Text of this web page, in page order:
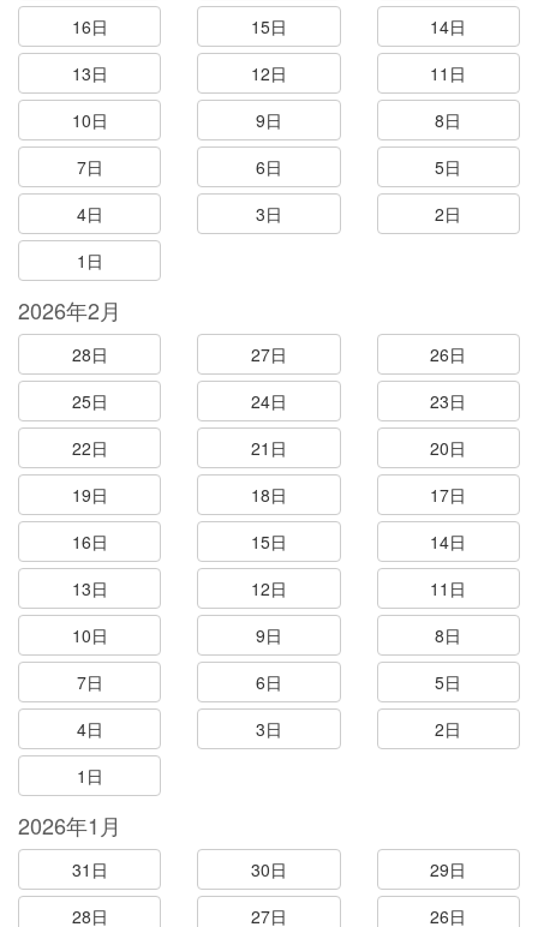
16日
15日
14日
13日
12日
11日
10日
9日
8日
7日
6日
5日
4日
3日
2日
1日
2026年2月
28日 27日
26日
25日
24日
23日
22日
21日
20日
19日
18日
17日
16日
15日
14日
13日
12日
11日
10日
9日
8日
7日
6日
5日
4日
3日
2日
1日
2026年1月
31日 30日
29日
28日
27日 26日